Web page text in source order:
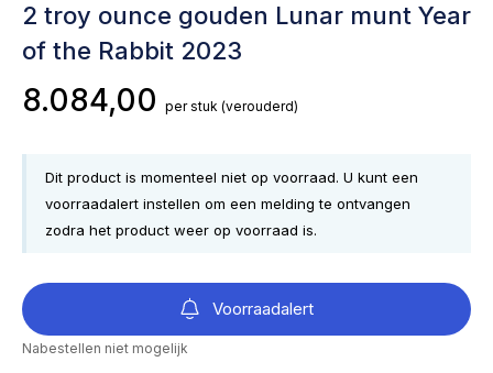
2 troy ounce gouden Lunar munt Year
of the Rabbit 2023
8.084,00 per stuk (verouderd)
Dit product is momenteel niet op voorraad. U kunt een
voorraadalert instellen om een melding te ontvangen
zodra het product weer op voorraad is.
Voorraadalert
Nabestellen niet mogelijk